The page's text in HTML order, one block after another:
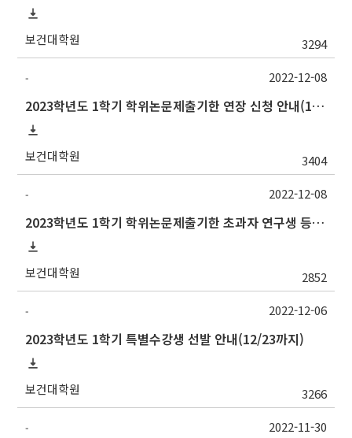
보건대학원 3294
-
2023학년도 1학기 학위논문제출기한 연장 신청 안내(1/6까지)
보건대학원 3404
2022-12-08
-
2023학년도 1학기 학위논문제출기한 초과자 연구생 등록 신청 안내(1/13까지)
보건대학원 2852
2022-12-08
-
2023학년도 1학기 특별수강생 선발 안내(12/23까지)
보건대학원 3266
2022-12-06
- 2022-11-30